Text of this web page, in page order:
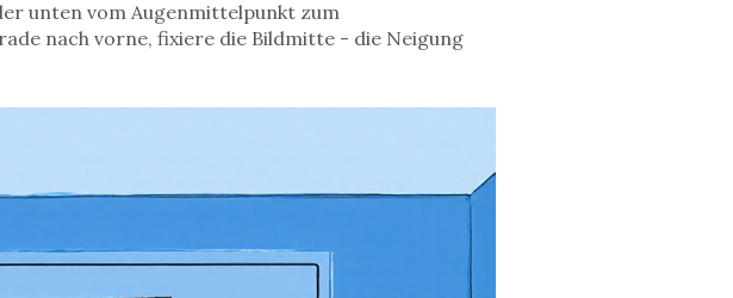
unten vom Augenmittelpunkt zum
nach vorne, fixiere die Bildmitte - die Neigung